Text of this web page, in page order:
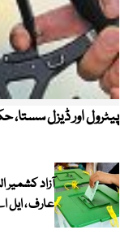
پیٹرول اور ڈیزل سستا،
عارف ، ایل اے 28 میں پیپلز پارٹی کے بازل